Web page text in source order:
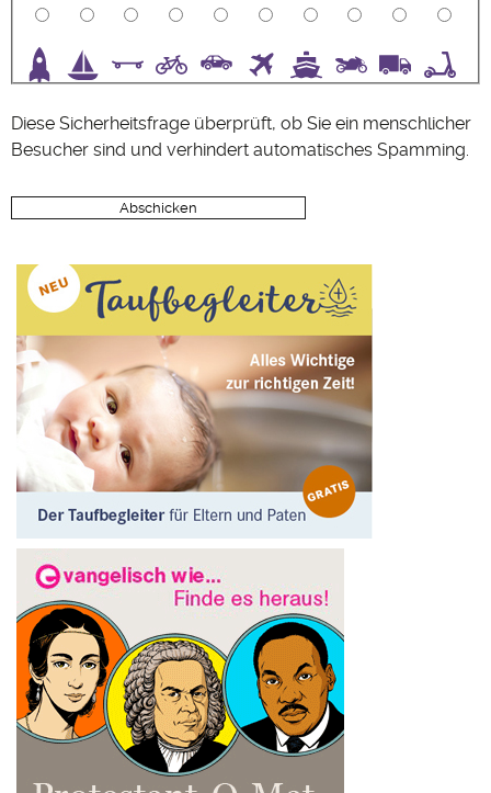
Diese Sicherheitsfrage überprüft, ob Sie ein menschlicher
Besucher sind und verhindert automatisches Spamming.